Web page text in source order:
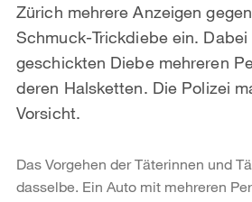
Zürich mehrere Anzeigen
Schmuck-Trickdiebe ein.
geschickten Diebe mehreren
deren Halsketten. Die Polizei
Vorsicht.
Das Vorgehen der Täterinnen und
dasselbe. Ein Auto mit mehreren